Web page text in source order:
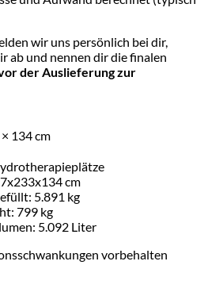
wir uns persönlich bei dir,
ab und nennen dir die finalen
der Auslieferung zur
134 cm
cm
5.891 kg
799 kg
5.092 Liter
vorbehalten